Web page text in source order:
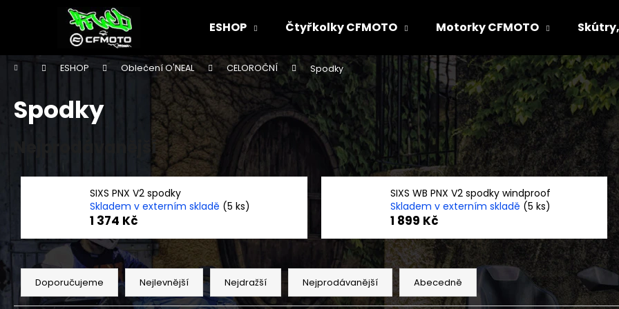
ESHOP Čtyřkolky CFMOTO Motorky CFMOTO
Domů ESHOP Oblečení O'NEAL CELOROČNÍ Spodky
Spodky
Nejprodávanější
SIXS PNX V2 spodky
Skladem v externím skladě (5 ks)
1 374 Kč
SIXS WB PNX V2 spodky windproof
Skladem v externím skladě (5 ks)
1 899 Kč
Ř
a
z
Doporučujeme Nejlevnější Nejdražší Nejprodávanější Abecedně
í
Zpět
do
obchodu
Zpět
do
obchodu
Co potřebujete najít?
HLEDAT
Doporučujeme